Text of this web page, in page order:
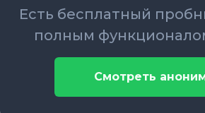
Есть бесплатный
полным
Смотреть